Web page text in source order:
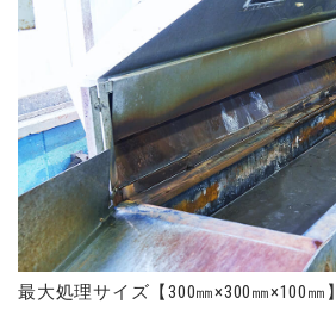
最大処理サイズ【300㎜×300㎜×100㎜】